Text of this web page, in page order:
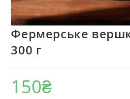
Фермерське
300 г
150₴